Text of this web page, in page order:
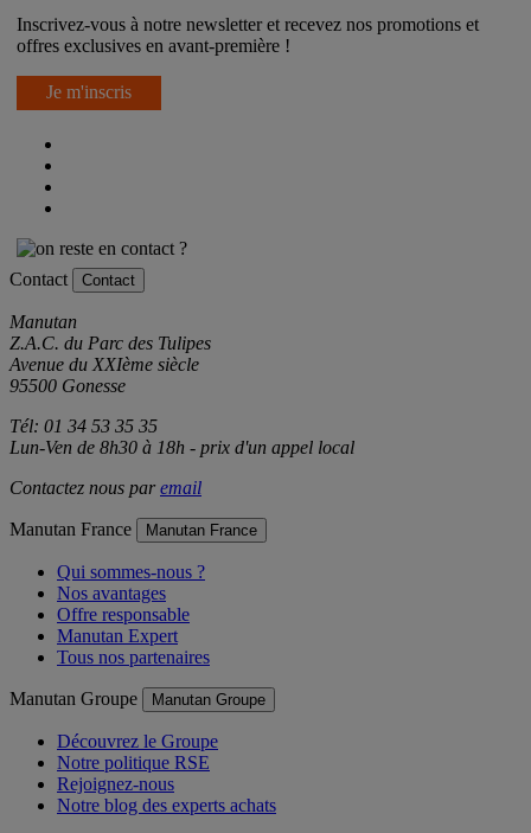
Inscrivez-vous à notre newsletter et recevez nos promotions et
offres exclusives en avant-première !
Je m'inscris
Contact Contact
Manutan
Z.A.C. du Parc des Tulipes
Avenue du XXIème siècle
95500 Gonesse
Tél: 01 34 53 35 35
Lun-Ven de 8h30 à 18h - prix d'un appel local
Contactez nous paremail
Manutan France Manutan France
Qui sommes-nous ?
Nos avantages
Offre responsable
Manutan Expert
Tous nos partenaires
Manutan Groupe Manutan Groupe
Découvrez le Groupe
Notre politique RSE
Rejoignez-nous
Notre blog des experts achats